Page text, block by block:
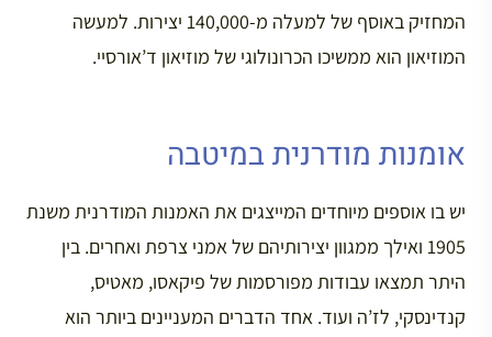
המחזיק באוסף של למעלה מ-140,000 יצירות. למעשה
המוזיאון הוא ממשיכו הכרונולוגי של מוזיאון ד’אורסיי.
אומנות מודרנית במיטבה
יש בו אוספים מיוחדים המייצגים את האמנות המודרנית משנת
1905 ואילך ממגוון יצירותיהם של אמני צרפת ואחרים. בין
היתר תמצאו עבודות מפורסמות של פיקאסו, מאטיס,
קנדינסקי, לז’ה ועוד. אחד הדברים המעניינים ביותר הוא